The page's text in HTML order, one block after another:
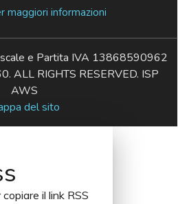
maggiori informazioni
e Partita IVA 13868590962
ALL RIGHTS RESERVED. ISP
AWS
del sito
il link RSS